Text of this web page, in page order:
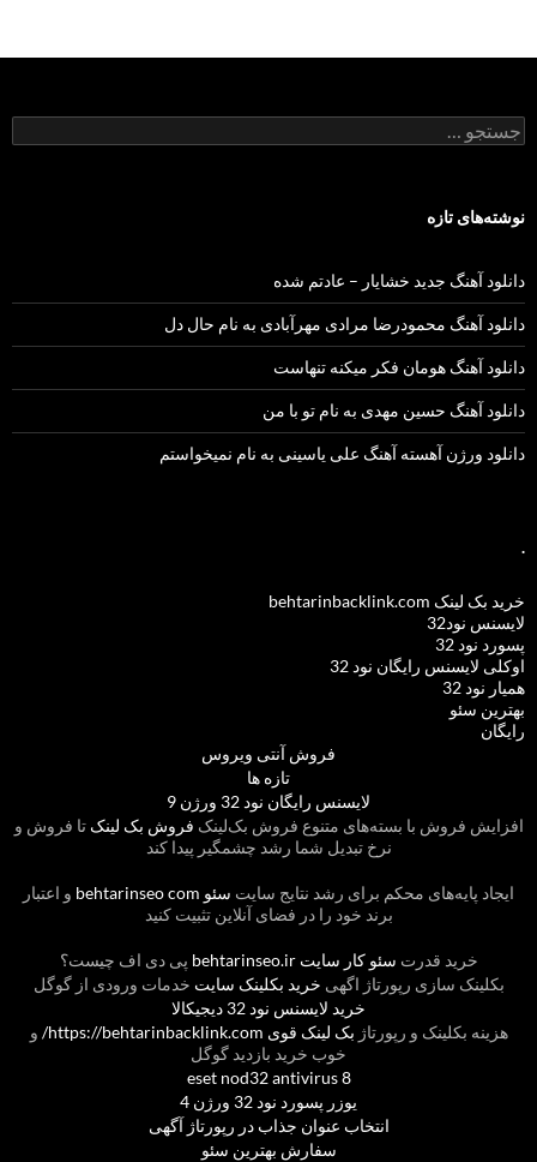
جستجو
برای:
نوشته‌های تازه
دانلود آهنگ جدید خشایار – عادتم شده
دانلود آهنگ محمودرضا مرادی مهرآبادی به نام حال دل
دانلود آهنگ هومان فکر میکنه تنهاست
دانلود آهنگ حسین مهدی به نام تو با من
دانلود ورژن آهسته آهنگ علی یاسینی به نام نمیخواستم
.
خرید بک لینک behtarinbacklink.com
لایسنس نود32
پسورد نود 32
اوکلی لایسنس رایگان نود 32
همیار نود 32
بهترین سئو
رایگان
فروش آنتی ویروس
تازه ها
لایسنس رایگان نود 32 ورژن 9
افزایش فروش با بسته‌های متنوع فروش بک‌لینک فروش بک لینک تا فروش و
نرخ تبدیل شما رشد چشمگیر پیدا کند
ایجاد پایه‌های محکم برای رشد نتایج سایت سئو behtarinseo com
و اعتبار
برند خود را در فضای آنلاین تثبیت کنید
خرید قدرت سئو کار سایت behtarinseo.ir
پی دی اف چیست؟
بکلینک سازی رپورتاژ اگهی خرید بکلینک سایت خدمات ورودی از گوگل
خرید لایسنس نود 32 دیجیکالا
هزینه بکلینک و رپورتاژ بک لینک قوی https://behtarinbacklink.com/
و
خوب خرید بازدید گوگل
eset nod32 antivirus 8
یوزر پسورد نود 32 ورژن 4
انتخاب عنوان جذاب در رپورتاژ آگهی
سفارش بهترین سئو